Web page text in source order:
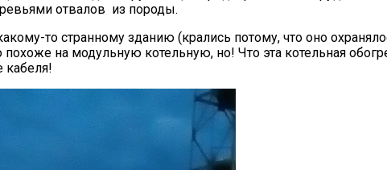
отвалов из породы.
то странному зданию (крались потому, что оно
на модульную котельную, но! Что эта котельная
кабеля!